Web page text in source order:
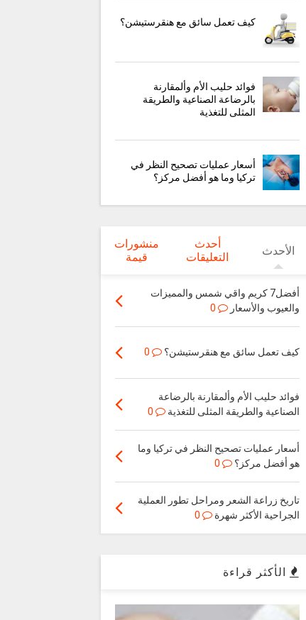
كيف تعمل سائق مع هنقرستيشن؟
فوائد حليب الأم وألمقارنة
بالرضاعة الصناعية والطريقة
المثلى للتغذية
أسعار عمليات تصحيح النظر في
تركيا وما هو أفضل مركز؟
الأحدث
أحدث
التعليقات
منشورات
قيمة
أفضل7 كريم واقي شمس والمميزات
والعيوب والأسعار
0
كيف تعمل سائق مع هنقرستيشن؟ 0
فوائد حليب الأم وألمقارنة بالرضاعة
الصناعية والطريقة المثلى للتغذية
0
أسعار عمليات تصحيح النظر في تركيا وما
هو أفضل مركز؟
0
تاريخ زراعة الشعر ومراحل تطور العملية
الجراحية الأكثر شهرة
0
الأكثر قراءة